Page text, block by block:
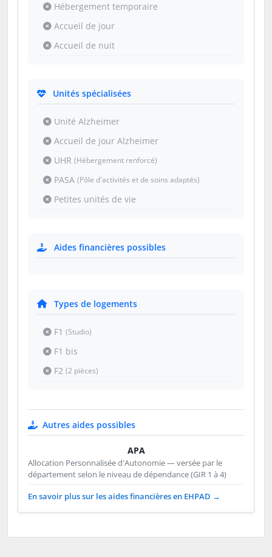
Hébergement temporaire
Accueil de jour
Accueil de nuit
Unités spécialisées
Unité Alzheimer
Accueil de jour Alzheimer
UHR (Hébergement renforcé)
PASA (Pôle d'activités et de soins adaptés)
Petites unités de vie
Aides financières possibles
Types de logements
F1 (Studio)
F1 bis
F2 (2 pièces)
Autres aides possibles
APA
Allocation Personnalisée d'Autonomie — versée par le
département selon le niveau de dépendance (GIR 1 à 4)
En savoir plus sur les aides financières en EHPAD →